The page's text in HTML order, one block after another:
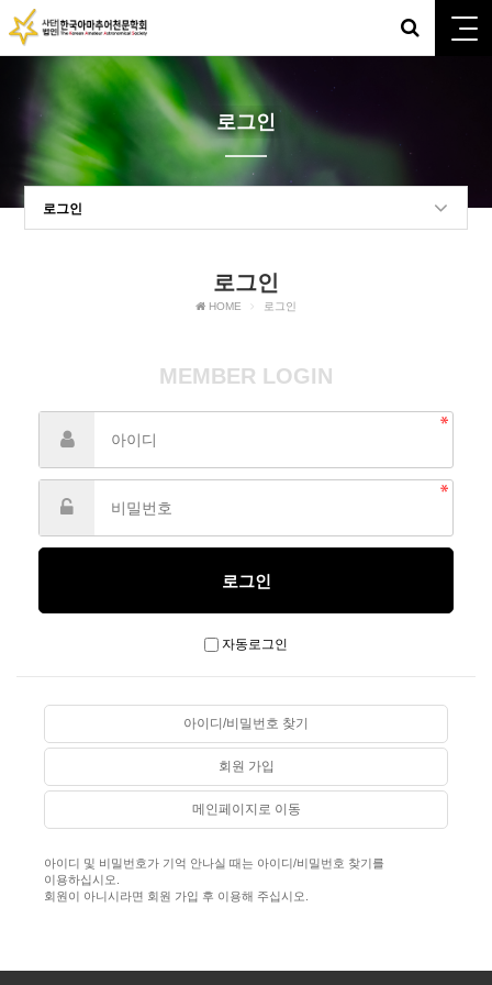
로그인
로그인
로그인
HOME 로그인
MEMBER LOGIN
자동로그인
아이디/비밀번호 찾기
회원 가입
메인페이지로 이동
아이디 및 비밀번호가 기억 안나실 때는 아이디/비밀번호 찾기를
이용하십시오.
회원이 아니시라면 회원 가입 후 이용해 주십시오.